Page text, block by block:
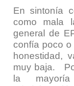
En sintonía
como mala
general de
confía poco
honestidad,
muy baja.
la